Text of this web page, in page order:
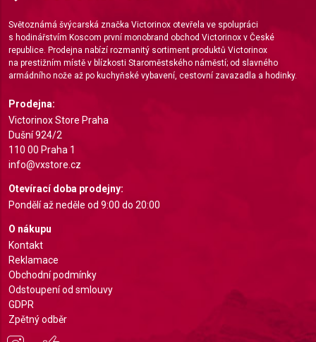
Světoznámá švýcarská značka Victorinox otevřela ve spolupráci
s hodinářstvím Koscom první monobrand obchod Victorinox v České
republice. Prodejna nabízí rozmanitý sortiment produktů Victorinox
na prestižním místě v blízkosti Staroměstského náměstí; od slavného
armádního nože až po kuchyňské vybavení, cestovní zavazadla a hodinky.
Prodejna:
Victorinox Store Praha
Dušní 924/2
110 00 Praha 1
info@vxstore.cz
Otevírací doba prodejny:
Pondělí až neděle od 9:00 do 20:00
O nákupu
Kontakt
Reklamace
Obchodní podmínky
Odstoupení od smlouvy
GDPR
Zpětný odběr